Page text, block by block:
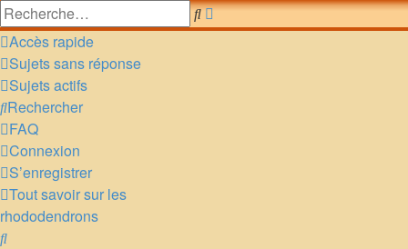
Rechercher
Recherche
avancée
Accès rapide
Sujets sans réponse
Sujets actifs
Rechercher
FAQ
Connexion
S’enregistrer
Tout savoir sur les
rhododendrons
Rechercher